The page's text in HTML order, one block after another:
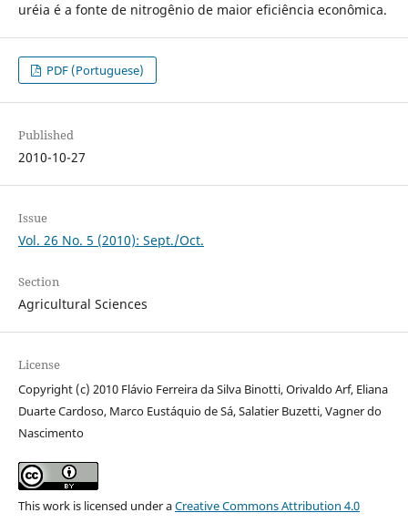
uréia é a fonte de nitrogênio de maior eficiência econômica.
PDF (Portuguese)
Published
2010-10-27
Issue
Vol. 26 No. 5 (2010): Sept./Oct.
Section
Agricultural Sciences
License
Copyright (c) 2010 Flávio Ferreira da Silva Binotti, Orivaldo Arf, Eliana
Duarte Cardoso, Marco Eustáquio de Sá, Salatier Buzetti, Vagner do
Nascimento
This work is licensed under aCreative Commons Attribution 4.0